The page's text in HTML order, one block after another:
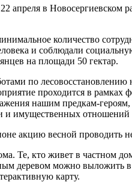
апреля в Новосергиевском
количество
и соблюдали
на площади 50 гектар.
по
проходится в рамках
нашим предкам-
и имущественных
акцию весной проводить
Те, кто живет в частном
деревом можно
карту.